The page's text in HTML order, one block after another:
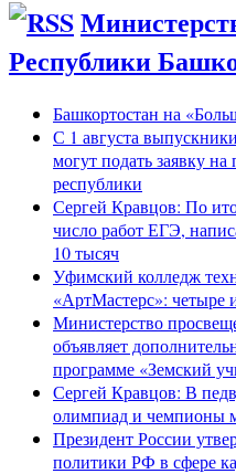
Республики
Башкортостан на
С 1 августа
могут подать заявку
республики
Сергей Кравцов: По
число работ ЕГЭ,
10 тысяч
Уфимский колледж
«АртМастерс»: четыре
Министерство
объявляет
программе «Земский
Сергей Кравцов: В
олимпиад и чемпионы
Президент России
политики РФ в сфере